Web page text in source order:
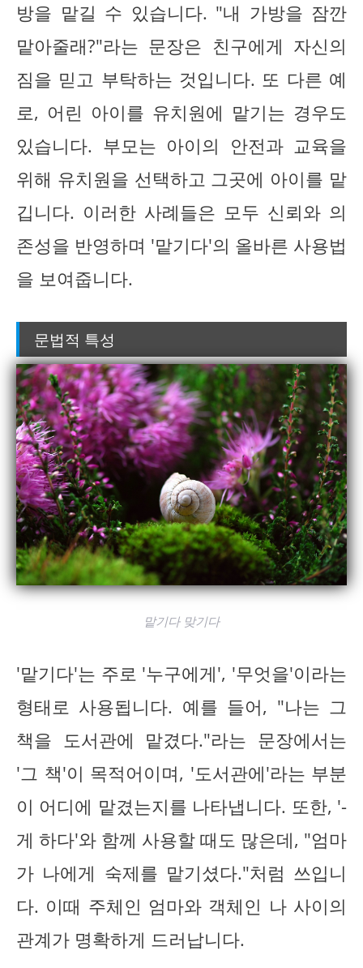
방을 맡길 수 있습니다. "내 가방을 잠깐
맡아줄래?"라는 문장은 친구에게 자신의
짐을 믿고 부탁하는 것입니다. 또 다른 예
로, 어린 아이를 유치원에 맡기는 경우도
있습니다. 부모는 아이의 안전과 교육을
위해 유치원을 선택하고 그곳에 아이를 맡
깁니다. 이러한 사례들은 모두 신뢰와 의
존성을 반영하며 '맡기다'의 올바른 사용법
을 보여줍니다.
문법적 특성
맡기다 맞기다
'맡기다'는 주로 '누구에게', '무엇을'이라는
형태로 사용됩니다. 예를 들어, "나는 그
책을 도서관에 맡겼다."라는 문장에서는
'그 책'이 목적어이며, '도서관에'라는 부분
이 어디에 맡겼는지를 나타냅니다. 또한, '-
게 하다'와 함께 사용할 때도 많은데, "엄마
가 나에게 숙제를 맡기셨다."처럼 쓰입니
다. 이때 주체인 엄마와 객체인 나 사이의
관계가 명확하게 드러납니다.